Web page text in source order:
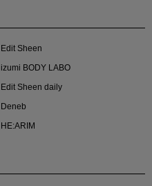
Edit Sheen
izumi BODY LABO
Edit Sheen daily
Deneb
HE:ARIM